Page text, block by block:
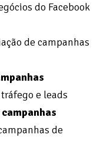
do Facebook
de campanhas
e leads
de